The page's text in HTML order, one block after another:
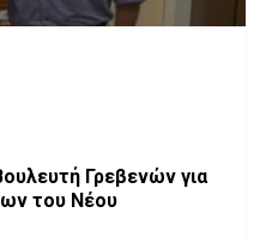
Γρεβενών για
του Νέου